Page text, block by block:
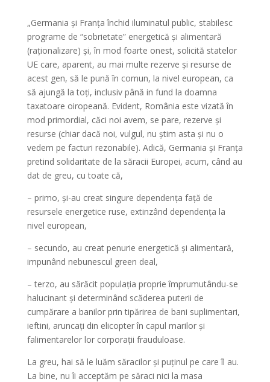
„Germania și Franța închid iluminatul public, stabilesc
programe de “sobrietate” energetică și alimentară
(raționalizare) și, în mod foarte onest, solicită statelor
UE care, aparent, au mai multe rezerve și resurse de
acest gen, să le pună în comun, la nivel european, ca
să ajungă la toți, inclusiv până in fund la doamna
taxatoare oiropeană. Evident, România este vizată în
mod primordial, căci noi avem, se pare, rezerve și
resurse (chiar dacă noi, vulgul, nu știm asta și nu o
vedem pe facturi rezonabile). Adică, Germania și Franța
pretind solidaritate de la săracii Europei, acum, când au
dat de greu, cu toate că,
– primo, și-au creat singure dependența față de
resursele energetice ruse, extinzând dependența la
nivel european,
– secundo, au creat penurie energetică și alimentară,
impunând nebunescul green deal,
– terzo, au sărăcit populația proprie împrumutându-se
halucinant și determinând scăderea puterii de
cumpărare a banilor prin tipărirea de bani suplimentari,
ieftini, aruncați din elicopter în capul marilor și
falimentarelor lor corporații frauduloase.
La greu, hai să le luăm săracilor și puținul pe care îl au.
La bine, nu îi acceptăm pe săraci nici la masa